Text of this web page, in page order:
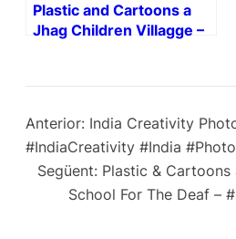
Plastic and Cartoons a
Jhag Children Villagge –
Anterior: India Creativity
#IndiaCreativity #India #Photo
Següent: Plastic & Cartoons
School For The Deaf –